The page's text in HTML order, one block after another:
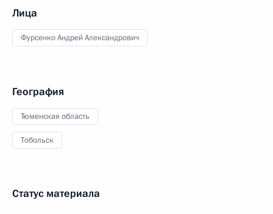
Лица
Фурсенко Андрей Александрович
География
Тюменская область
Тобольск
Статус материала